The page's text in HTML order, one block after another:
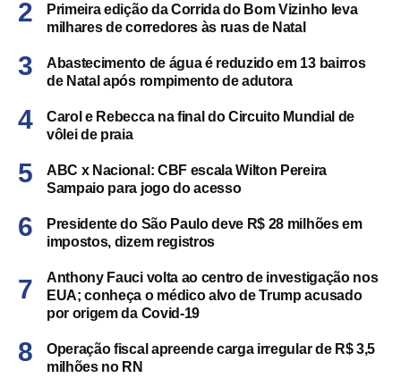
Primeira edição da Corrida do Bom Vizinho leva
milhares de corredores às ruas de Natal
Abastecimento de água é reduzido em 13 bairros
de Natal após rompimento de adutora
Carol e Rebecca na final do Circuito Mundial de
vôlei de praia
ABC x Nacional: CBF escala Wilton Pereira
Sampaio para jogo do acesso
Presidente do São Paulo deve R$ 28 milhões em
impostos, dizem registros
Anthony Fauci volta ao centro de investigação nos
EUA; conheça o médico alvo de Trump acusado
por origem da Covid-19
Operação fiscal apreende carga irregular de R$ 3,5
milhões no RN